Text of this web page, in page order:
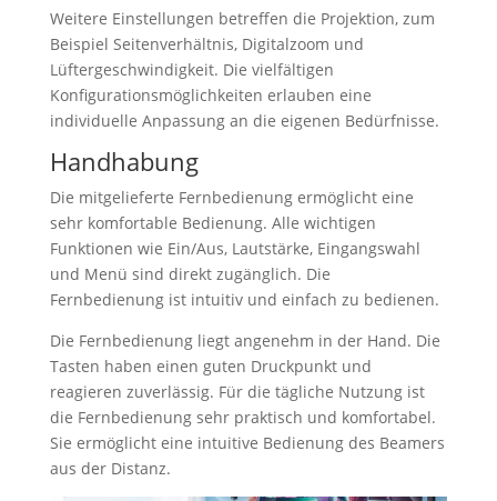
Weitere Einstellungen betreffen die Projektion, zum
Beispiel Seitenverhältnis, Digitalzoom und
Lüftergeschwindigkeit. Die vielfältigen
Konfigurationsmöglichkeiten erlauben eine
individuelle Anpassung an die eigenen Bedürfnisse.
Handhabung
Die mitgelieferte Fernbedienung ermöglicht eine
sehr komfortable Bedienung. Alle wichtigen
Funktionen wie Ein/Aus, Lautstärke, Eingangswahl
und Menü sind direkt zugänglich. Die
Fernbedienung ist intuitiv und einfach zu bedienen.
Die Fernbedienung liegt angenehm in der Hand. Die
Tasten haben einen guten Druckpunkt und
reagieren zuverlässig. Für die tägliche Nutzung ist
die Fernbedienung sehr praktisch und komfortabel.
Sie ermöglicht eine intuitive Bedienung des Beamers
aus der Distanz.